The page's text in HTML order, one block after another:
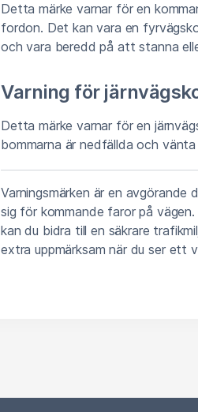
Detta märke varnar för en
fordon. Det kan vara en
och vara beredd på att stanna
Varning för
Detta märke varnar för en
bommarna är nedfällda och
Varningsmärken är en
sig för kommande faror på
kan du bidra till en säkrare
extra uppmärksam när du ser ett